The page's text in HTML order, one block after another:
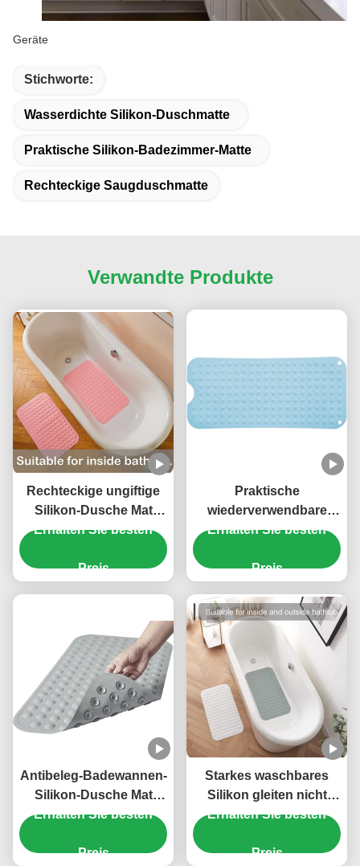
Geräte
Stichworte:
Wasserdichte Silikon-Duschmatte
Praktische Silikon-Badezimmer-Matte
Rechteckige Saugduschmatte
Verwandte Produkte
Rechteckige ungiftige
Silikon-Dusche Mat
Foot Massage Odorless
Erhalten Sie besten
Preis
Praktische
wiederverwendbare
Silikon-Badezimmer-
For Shower
Erhalten Sie besten
Preis
Antibeleg-Badewannen-
Silikon-Dusche Mat
Harmless Waterproof
Erhalten Sie besten
Preis
Starkes waschbares
Silikon gleiten nicht
Bad-Mat For Bathroom
Erhalten Sie besten
Preis